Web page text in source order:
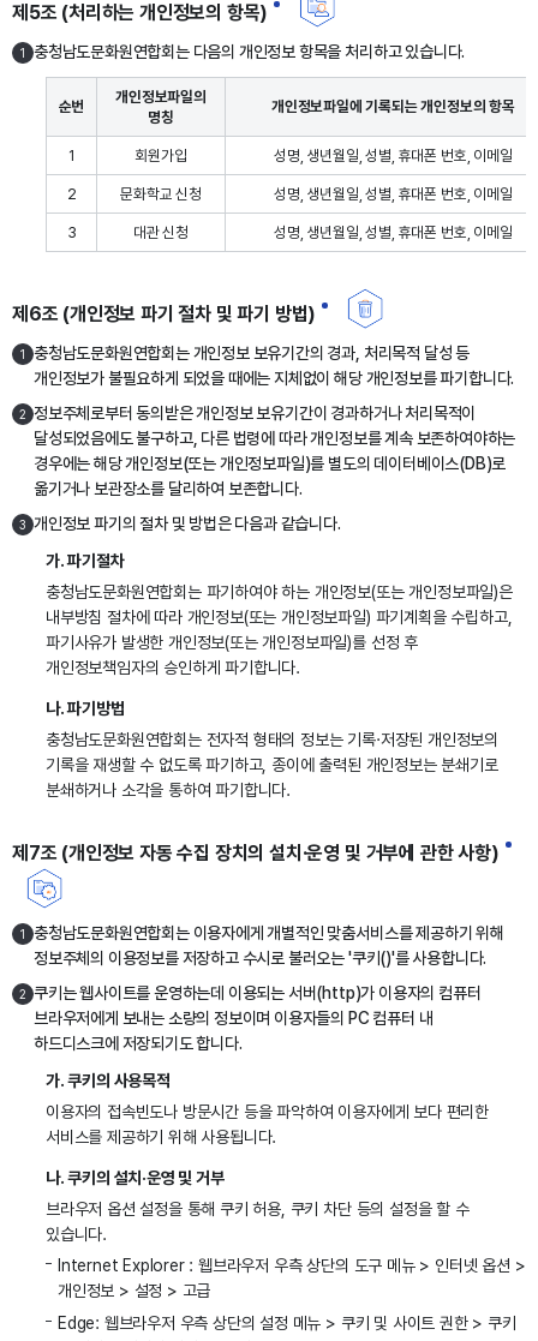
제5조 (처리하는 개인정보의 항목)
1 충청남도문화원연합회는 다음의 개인정보 항목을 처리하고 있습니다.
순번
개인정보파일의
명칭
개인정보파일에 기록되는 개인정보의 항목
1 회원가입 성명, 생년월일, 성별, 휴대폰 번호, 이메일
2 문화학교 신청 성명, 생년월일, 성별, 휴대폰 번호, 이메일
3 대관 신청 성명, 생년월일, 성별, 휴대폰 번호, 이메일
제6조 (개인정보 파기 절차 및 파기 방법)
1
충청남도문화원연합회는 개인정보 보유기간의 경과, 처리목적 달성 등
개인정보가 불필요하게 되었을 때에는 지체없이 해당 개인정보를 파기합니다.
2 정보주체로부터 동의받은 개인정보 보유기간이 경과하거나 처리목적이
달성되었음에도 불구하고, 다른 법령에 따라 개인정보를 계속 보존하여야하는
경우에는 해당 개인정보(또는 개인정보파일)를 별도의 데이터베이스(DB)로
옮기거나 보관장소를 달리하여 보존합니다.
3 개인정보 파기의 절차 및 방법은 다음과 같습니다.
가. 파기절차
충청남도문화원연합회는 파기하여야 하는 개인정보(또는 개인정보파일)은
내부방침 절차에 따라 개인정보(또는 개인정보파일) 파기계획을 수립하고,
파기사유가 발생한 개인정보(또는 개인정보파일)를 선정 후
개인정보책임자의 승인하게 파기합니다.
나. 파기방법
충청남도문화원연합회는 전자적 형태의 정보는 기록·저장된 개인정보의
기록을 재생할 수 없도록 파기하고, 종이에 출력된 개인정보는 분쇄기로
분쇄하거나 소각을 통하여 파기합니다.
제7조 (개인정보 자동 수집 장치의 설치·운영 및 거부에 관한 사항)
1
충청남도문화원연합회는 이용자에게 개별적인 맞춤서비스를 제공하기 위해
정보주체의 이용정보를 저장하고 수시로 불러오는 '쿠키()'를 사용합니다.
2 쿠키는 웹사이트를 운영하는데 이용되는 서버(http)가 이용자의 컴퓨터
브라우저에게 보내는 소량의 정보이며 이용자들의 PC 컴퓨터 내
하드디스크에 저장되기도 합니다.
가. 쿠키의 사용목적
이용자의 접속빈도나 방문시간 등을 파악하여 이용자에게 보다 편리한
서비스를 제공하기 위해 사용됩니다.
나. 쿠키의 설치·운영 및 거부
브라우저 옵션 설정을 통해 쿠키 허용, 쿠키 차단 등의 설정을 할 수
있습니다.
Internet Explorer : 웹브라우저 우측 상단의 도구 메뉴 > 인터넷 옵션 >
개인정보 > 설정 > 고급
Edge: 웹브라우저 우측 상단의 설정 메뉴 > 쿠키 및 사이트 권한 > 쿠키